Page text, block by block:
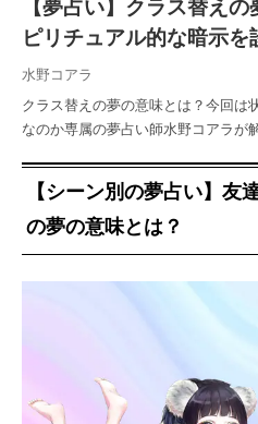
【夢占い】クラス替え
ピリチュアル的な暗示を
水野コアラ
クラス替えの夢の意味とは？今回は
なのか専属の夢占い師水野コアラが
【シーン別の夢占い】友
の夢の意味とは？